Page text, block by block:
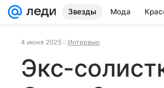
Звезды Мода
4 июня 2025 Интервью
Экс-